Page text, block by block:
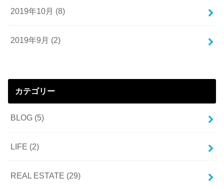
2019年10月 (8)
2019年9月 (2)
カテゴリー
BLOG (5)
LIFE (2)
REAL ESTATE (29)